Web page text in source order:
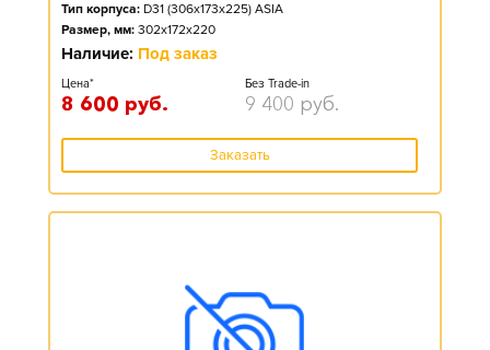
Тип корпуса: D31 (306x173x225) ASIA
Размер, мм: 302x172x220
Наличие: Под заказ
Цена*
8 600 руб.
Без Trade-in
9 400 руб.
Заказать